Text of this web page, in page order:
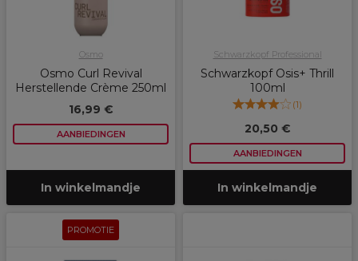
Osmo
Osmo Curl Revival
Herstellende Crème 250ml
16,99 €
AANBIEDINGEN
In winkelmandje
Schwarzkopf Professional
Schwarzkopf Osis+ Thrill
100ml
(1)
20,50 €
AANBIEDINGEN
In winkelmandje
PROMOTIE